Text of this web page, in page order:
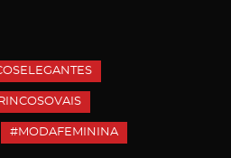
#MODAFEMININA